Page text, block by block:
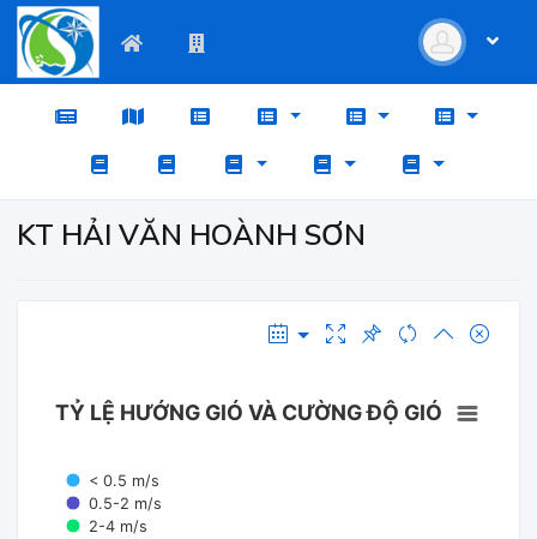
KT HẢI VĂN HOÀNH SƠN
TỶ LỆ HƯỚNG GIÓ VÀ CƯỜNG ĐỘ GIÓ
< 0.5 m/s
0.5-2 m/s
2-4 m/s